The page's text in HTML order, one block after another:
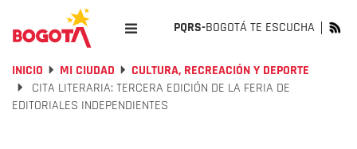
PQRS-BOGOTÁ TE ESCUCHA
INICIO MI CIUDAD
CULTURA, RECREACIÓN Y DEPORTE
CITA LITERARIA: TERCERA EDICIÓN DE LA FERIA DE
EDITORIALES INDEPENDIENTES